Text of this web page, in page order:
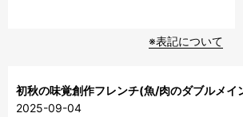
※表記について
初秋の味覚創作フレンチ(魚/肉のダブルメイ
2025-09-04